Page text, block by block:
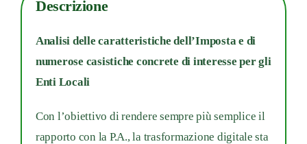
edizione
Descrizione
Analisi delle caratteristiche dell’Imposta e di
numerose casistiche concrete di interesse per gli
Enti Locali
Con l’obiettivo di rendere sempre più semplice il
rapporto con la P.A., la trasformazione digitale sta